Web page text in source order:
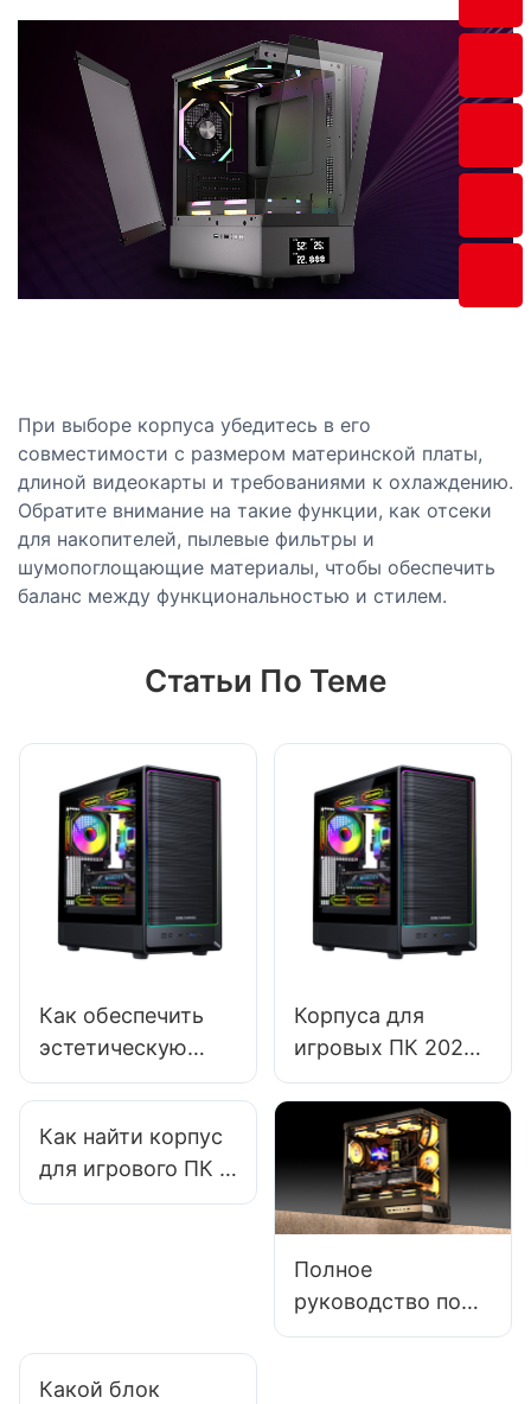
При выборе корпуса убедитесь в его
совместимости с размером материнской платы,
длиной видеокарты и требованиями к охлаждению.
Обратите внимание на такие функции, как отсеки
для накопителей, пылевые фильтры и
шумопоглощающие материалы, чтобы обеспечить
баланс между функциональностью и стилем.
Статьи По Теме
Как обеспечить
эстетическую
привлекательност
дисплеях?
Корпуса для
игровых ПК 2025:
лучше ли
алюминиевые
корпуса
стальных?
Как найти корпус
для игрового ПК с
достаточным
Полное
руководство по
материалам
Какой блок